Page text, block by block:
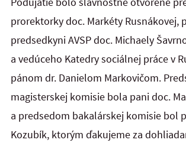
prorektorky doc. Markéty Rusnákovej,
predsedkyni AVSP doc. Michaely
a vedúceho Katedry sociálnej práce v
pánom dr. Danielom Markovičom.
magisterskej komisie bola pani doc.
a predsedom bakalárskej komisie bol
Kozubík, ktorým ďakujeme za